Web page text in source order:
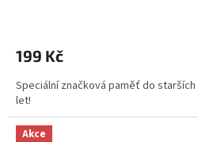
199 Kč
Speciální značková paměť do
let!
Akce